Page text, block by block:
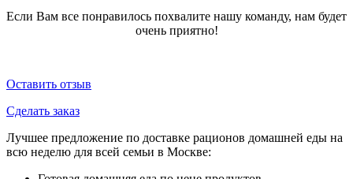
Если Вам все понравилось похвалите нашу команду, нам будет
очень приятно!
Оставить отзыв
Сделать заказ
Лучшее предложение по доставке рационов домашней еды на
всю неделю для всей семьи в Москве: